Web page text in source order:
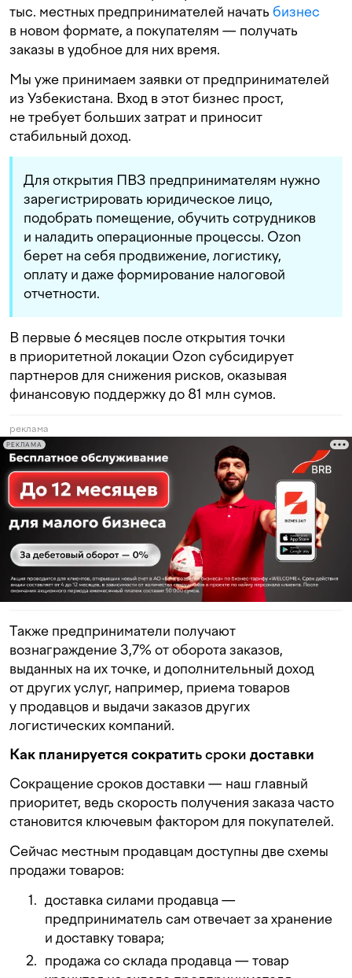
тыс. местных предпринимателей начать бизнес
в новом формате, а покупателям — получать
заказы в удобное для них время.
Мы уже принимаем заявки от предпринимателей
из Узбекистана. Вход в этот бизнес прост,
не требует больших затрат и приносит
стабильный доход.
Для открытия ПВЗ предпринимателям нужно
зарегистрировать юридическое лицо,
подобрать помещение, обучить сотрудников
и наладить операционные процессы. Ozon
берет на себя продвижение, логистику,
оплату и даже формирование налоговой
отчетности.
В первые 6 месяцев после открытия точки
в приоритетной локации Ozon субсидирует
партнеров для снижения рисков, оказывая
финансовую поддержку до 81 млн сумов.
реклама
РЕКЛАМА
Также предприниматели получают
вознаграждение 3,7% от оборота заказов,
выданных на их точке, и дополнительный доход
от других услуг, например, приема товаров
у продавцов и выдачи заказов других
логистических компаний.
Как планируется сократить сроки доставки
Сокращение сроков доставки — наш главный
приоритет, ведь скорость получения заказа часто
становится ключевым фактором для покупателей.
Сейчас местным продавцам доступны две схемы
продажи товаров:
доставка силами продавца —
предприниматель сам отвечает за хранение
и доставку товара;
продажа со склада продавца — товар